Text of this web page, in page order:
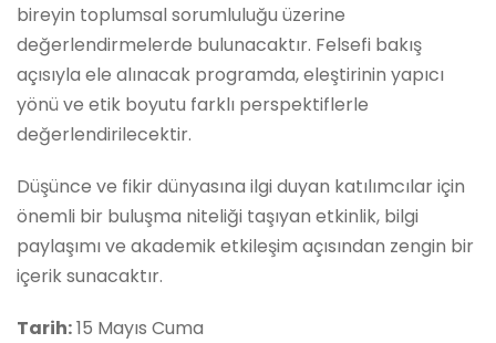
bireyin toplumsal sorumluluğu üzerine
değerlendirmelerde bulunacaktır. Felsefi bakış
açısıyla ele alınacak programda, eleştirinin yapıcı
yönü ve etik boyutu farklı perspektiflerle
değerlendirilecektir.
Düşünce ve fikir dünyasına ilgi duyan katılımcılar için
önemli bir buluşma niteliği taşıyan etkinlik, bilgi
paylaşımı ve akademik etkileşim açısından zengin bir
içerik sunacaktır.
Tarih:15 Mayıs Cuma